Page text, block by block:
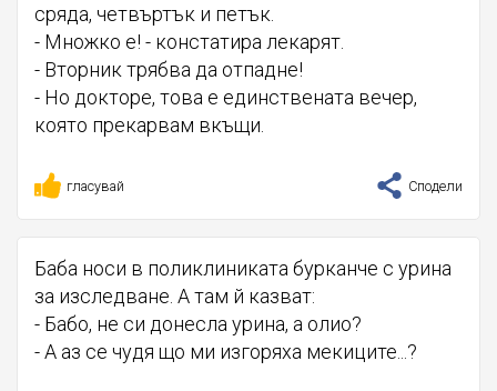
сряда, четвъртък и петък.
- Множко е! - констатира лекарят.
- Вторник трябва да отпадне!
- Но докторе, това е единствената вечер,
която прекарвам вкъщи.
гласувай Сподели
Баба носи в поликлиниката бурканче с урина
за изследване. А там й казват:
- Бабо, не си донесла урина, а олио?
- А аз се чудя що ми изгоряха мекиците...?